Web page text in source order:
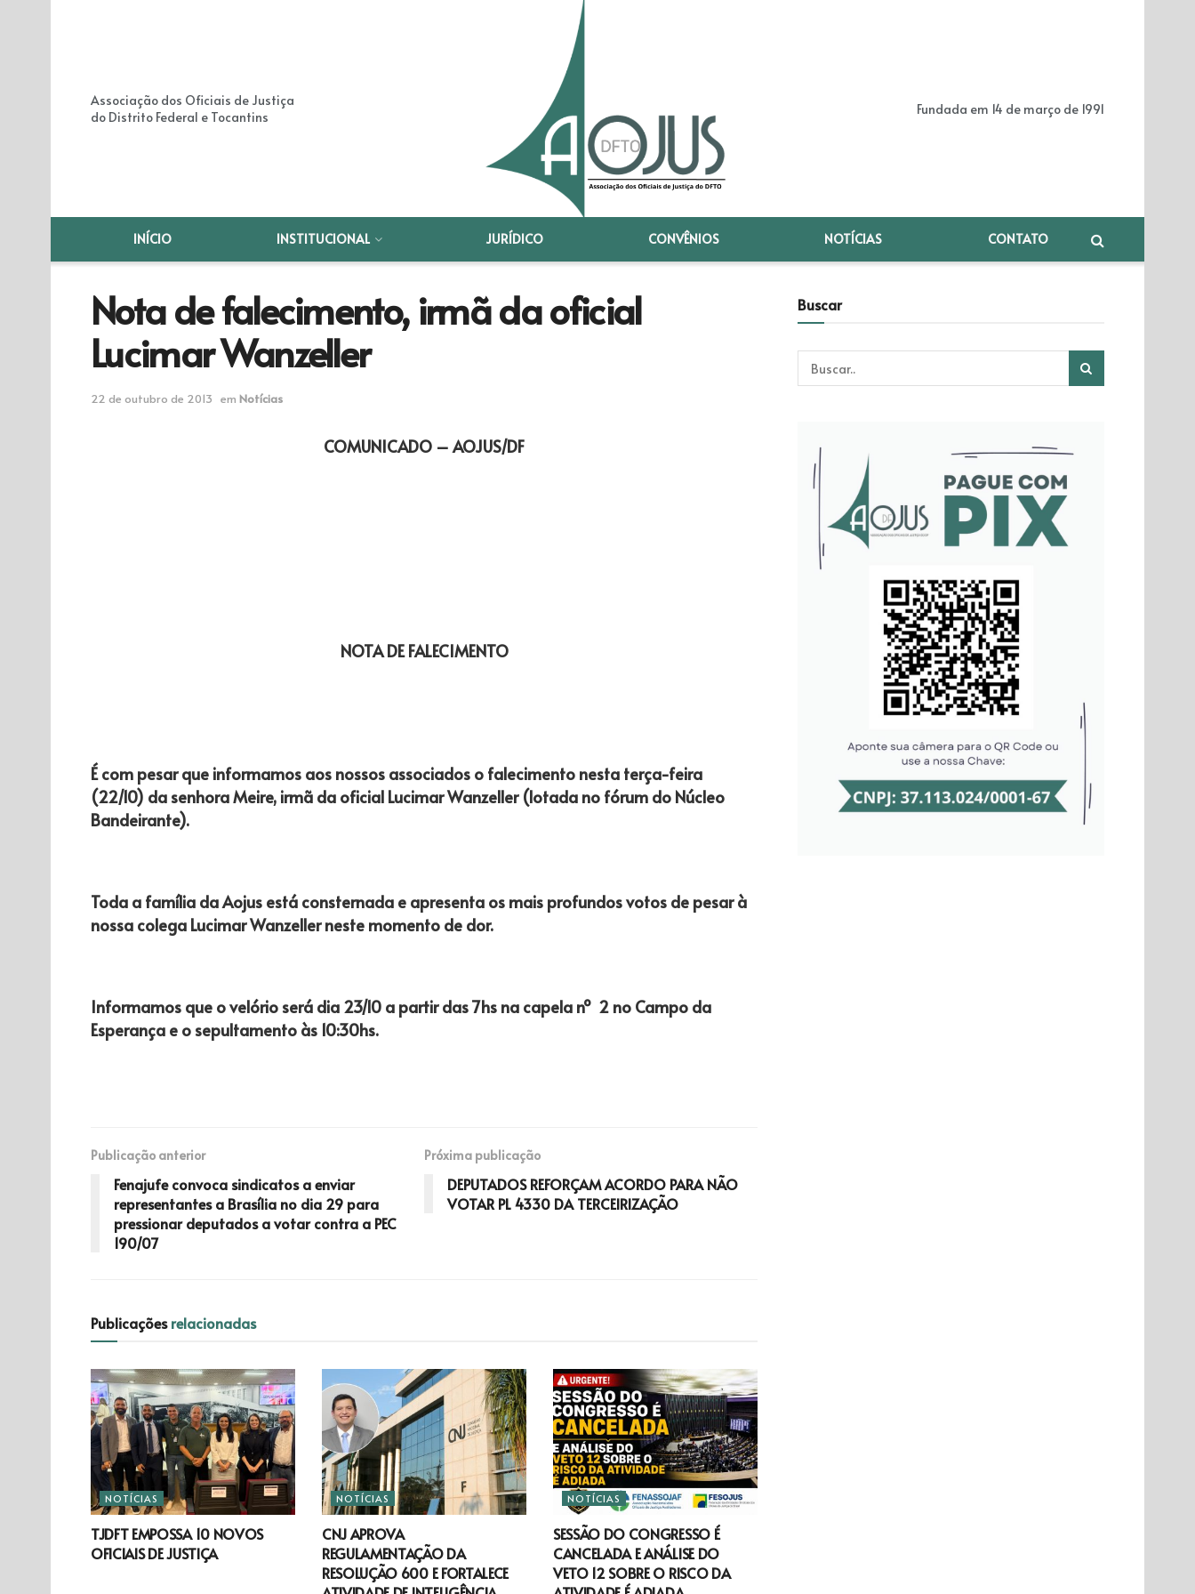
Associação dos Oficiais de Justiça
do Distrito Federal e Tocantins
Fundada em 14 de março de 1991
INÍCIO INSTITUCIONAL JURÍDICO CONVÊNIOS NOTÍCIAS CONTATO
Nota de falecimento, irmã da oficial
Lucimar Wanzeller
22 de outubro de 2013 em Notícias
COMUNICADO – AOJUS/DF
NOTA DE FALECIMENTO
É com pesar que informamos aos nossos associados o falecimento nesta terça-feira
(22/10) da senhora Meire, irmã da oficial Lucimar Wanzeller (lotada no fórum do Núcleo
Bandeirante).
Toda a família da Aojus está consternada e apresenta os mais profundos votos de pesar à
nossa colega Lucimar Wanzeller neste momento de dor.
Informamos que o velório será dia 23/10 a partir das 7hs na capela nº 2 no Campo da
Esperança e o sepultamento às 10:30hs.
Publicação anterior
Fenajufe convoca sindicatos a enviar
representantes a Brasília no dia 29 para
pressionar deputados a votar contra a PEC
190/07
Próxima publicação
DEPUTADOS REFORÇAM ACORDO PARA NÃO
VOTAR PL 4330 DA TERCEIRIZAÇÃO
Publicaçõesrelacionadas
NOTÍCIAS
TJDFT EMPOSSA 10 NOVOS
OFICIAIS DE JUSTIÇA
NOTÍCIAS
CNJ APROVA
REGULAMENTAÇÃO DA
RESOLUÇÃO 600 E FORTALECE
NOTÍCIAS
SESSÃO DO CONGRESSO É
CANCELADA E ANÁLISE DO
VETO 12 SOBRE O RISCO DA
Buscar